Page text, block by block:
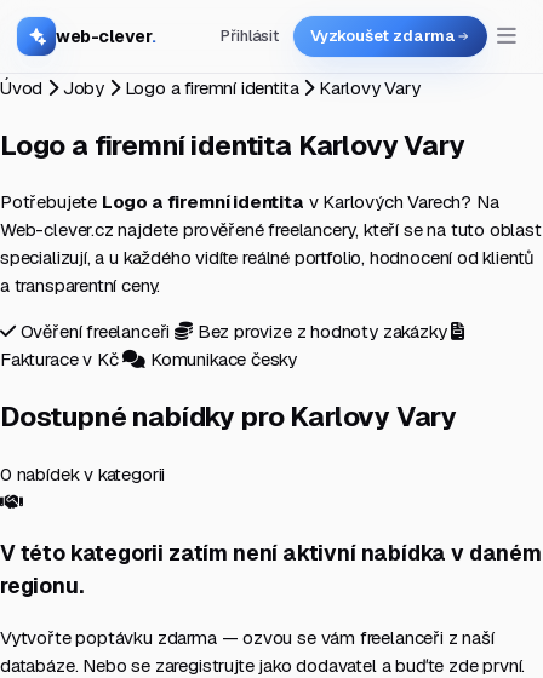
web-clever. Přihlásit Vyzkoušet zdarma
Úvod Joby Logo a firemní identita Karlovy Vary
Logo a firemní identita Karlovy Vary
Potřebujete Logo a firemní identita v Karlových Varech? Na
Web-clever.cz najdete prověřené freelancery, kteří se na tuto oblast
specializují, a u každého vidíte reálné portfolio, hodnocení od klientů
a transparentní ceny.
Ověření freelanceři
Bez provize z hodnoty zakázky
Fakturace v Kč
Komunikace česky
Dostupné nabídky pro Karlovy Vary
0 nabídek v kategorii
V této kategorii zatím není aktivní nabídka v daném
regionu.
Vytvořte poptávku zdarma — ozvou se vám freelanceři z naší
databáze. Nebo se zaregistrujte jako dodavatel a buďte zde první.